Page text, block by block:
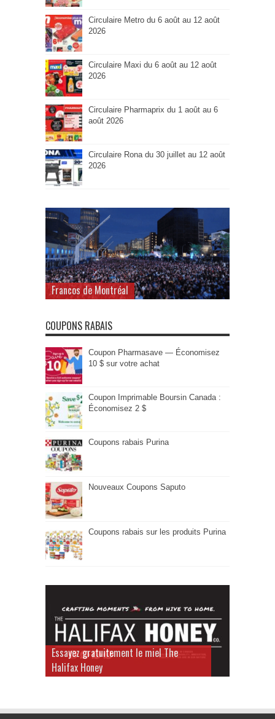
Circulaire Metro du 6 août au 12 août
2026
Circulaire Maxi du 6 août au 12 août
2026
Circulaire Pharmaprix du 1 août au 6
août 2026
Circulaire Rona du 30 juillet au 12 août
2026
Francos de Montréal
COUPONS RABAIS
Coupon Pharmasave — Économisez
10 $ sur votre achat
Coupon Imprimable Boursin Canada :
Économisez 2 $
Coupons rabais Purina
Nouveaux Coupons Saputo
Coupons rabais sur les produits Purina
Essayez gratuitement le miel The
Halifax Honey